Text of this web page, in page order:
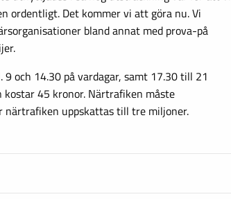
ordentligt. Det kommer vi att göra nu. Vi
bland annat med prova-på
och 14.30 på vardagar, samt 17.30 till 21
kostar 45 kronor. Närtrafiken måste
närtrafiken uppskattas till tre miljoner.